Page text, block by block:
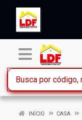
INÍCIO CASA